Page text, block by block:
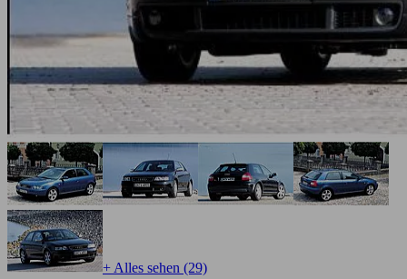
+ Alles sehen (29)